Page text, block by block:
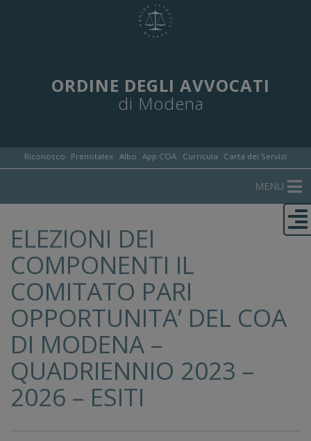
ORDINE DEGLI AVVOCATI
di Modena
Riconosco Prenotalex Albo App COA Curricula Carta dei Servizi
MENU
ELEZIONI DEI
COMPONENTI IL
COMITATO PARI
OPPORTUNITA’ DEL COA
DI MODENA –
QUADRIENNIO 2023 –
2026 – ESITI